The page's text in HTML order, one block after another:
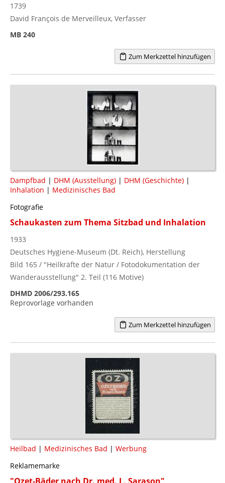
1739
David François de Merveilleux, Verfasser
MB 240
Zum Merkzettel hinzufügen
Dampfbad | DHM (Ausstellung) | DHM (Geschichte) |
Inhalation | Medizinisches Bad
Fotografie
Schaukasten zum Thema Sitzbad und Inhalation
1933
Deutsches Hygiene-Museum (Dt. Reich), Herstellung
Bild 165 / "Heilkräfte der Natur / Fotodokumentation der
Wanderausstellung" 2. Teil (116 Motive)
DHMD 2006/293.165
Reprovorlage vorhanden
Zum Merkzettel hinzufügen
Heilbad | Medizinisches Bad | Werbung
Reklamemarke